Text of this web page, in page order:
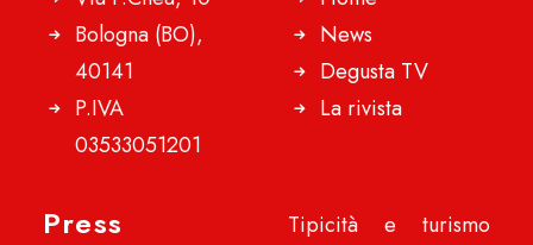
Bologna (BO),
40141
P.IVA
03533051201
News
Degusta TV
La rivista
Press
Tipicità e turismo